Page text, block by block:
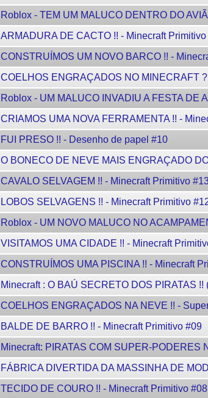
Roblox - TEM UM MALUCO DENTRO DO
ARMADURA DE CACTO !! - Minecraft
CONSTRUÍMOS UM NOVO BARCO !! -
COELHOS ENGRAÇADOS NO MINECRAFT
Roblox - UM MALUCO INVADIU A FESTA DE
CRIAMOS UMA NOVA FERRAMENTA !! -
FUI PRESO !! - Desenho de papel #10
O BONECO DE NEVE MAIS ENGRAÇADO
CAVALO SELVAGEM !! - Minecraft Primitivo
LOBOS SELVAGENS !! - Minecraft Primitivo
Roblox - UM NOVO MALUCO NO
VISITAMOS UMA CIDADE !! - Minecraft
CONSTRUÍMOS UMA PISCINA !! - Minecraft
Minecraft : O BAÚ SECRETO DOS PIRATAS !!
COELHOS ENGRAÇADOS NA NEVE !! -
BALDE DE BARRO !! - Minecraft Primitivo #09
Minecraft: PIRATAS COM SUPER-PODERES
FÁBRICA DIVERTIDA DA MASSINHA DE
TECIDO DE COURO !! - Minecraft Primitivo #08